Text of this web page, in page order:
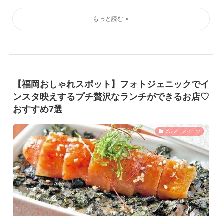
【福岡おしゃれスポット】フォトジェニックでイ
ンスタ映えするプチ贅沢なランチができるお店♡
おすすめ7選
グルメ・スイーツ